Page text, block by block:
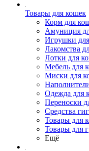
Товары для кошек
Корм для
Амуниция
Игрушки
Лакомства
Лотки для
Мебель для
Миски для
Одежда для
Переноски
Средства
Товары для
Товары для
Ещё